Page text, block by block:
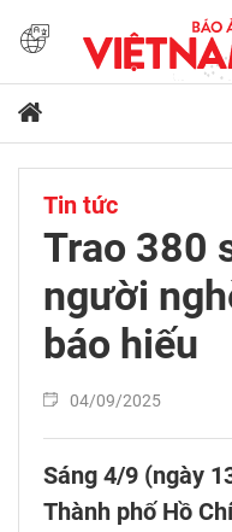
Tin tức
Trao 380
người
báo hiếu
04/09/2025
Sáng 4/9 (ngày
Thành phố Hồ